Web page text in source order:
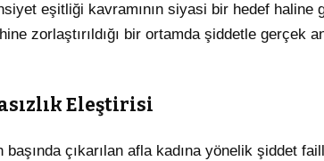
eşitliği kavramının siyasi bir hedef
zorlaştırıldığı bir ortamda şiddetle gerçek
Eleştirisi
başında çıkarılan afla kadına yönelik şiddet